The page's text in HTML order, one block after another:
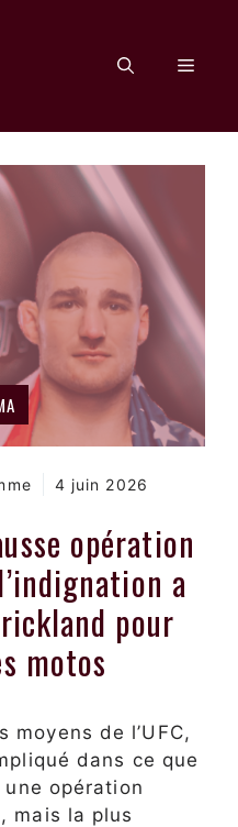
4 juin 2026
opération
a
pour
motos
moyens de l’UFC,
dans ce que
opération
mais la plus